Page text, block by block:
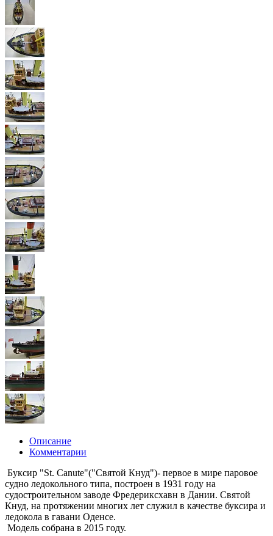
Описание
Комментарии
Буксир "St. Canute"("Святой Кнуд")- первое в мире паровое
судно ледокольного типа, построен в 1931 году на
судостроительном заводе Фредериксхавн в Дании. Святой
Кнуд, на протяжении многих лет служил в качестве буксира и
ледокола в гавани Оденсе.
Модель собрана в 2015 году.